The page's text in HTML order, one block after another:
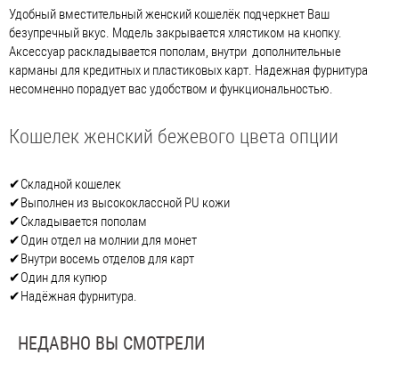
Удобный вместительный женский кошелёк подчеркнет Ваш
безупречный вкус. Модель закрывается хлястиком на кнопку.
Аксессуар раскладывается пополам, внутри дополнительные
карманы для кредитных и пластиковых карт. Надежная фурнитура
несомненно порадует вас удобством и функциональностью.
Кошелек женский бежевого цвета опции
✔Складной кошелек
✔Выполнен из высококлассной PU кожи
✔Складывается пополам
✔Один отдел на молнии для монет
✔Внутри восемь отделов для карт
✔Один для купюр
✔Надёжная фурнитура.
НЕДАВНО ВЫ СМОТРЕЛИ